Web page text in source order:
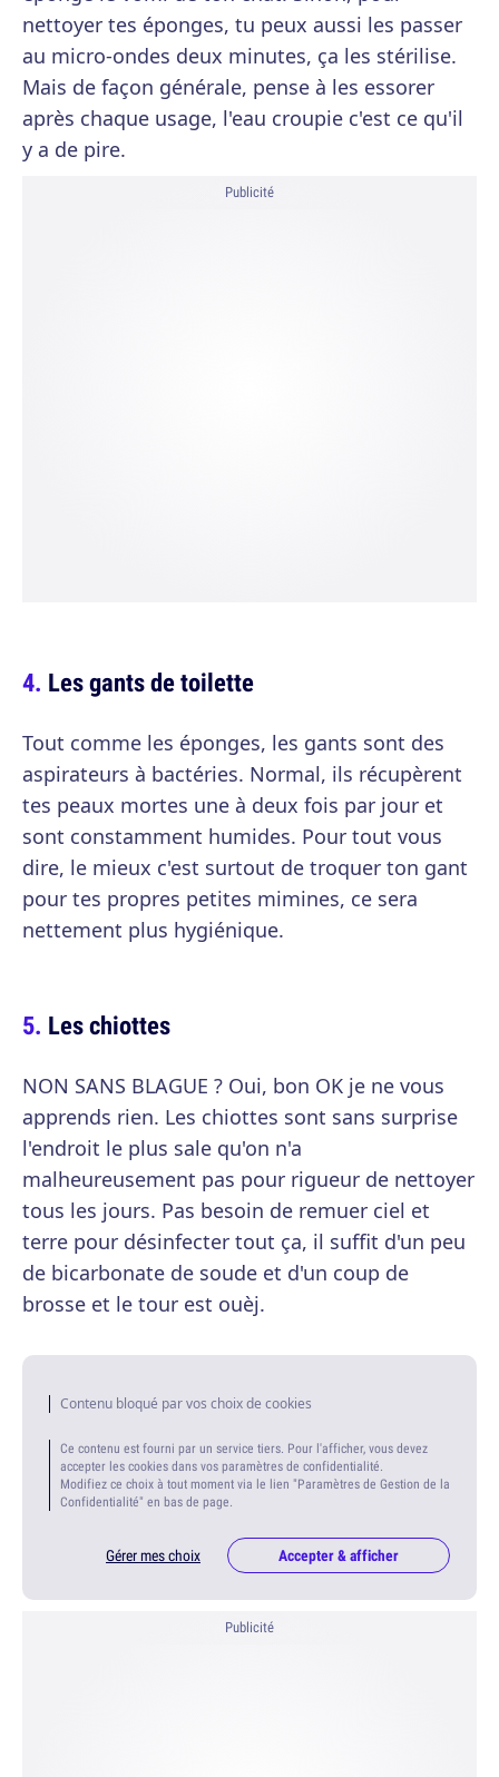
nettoyer tes éponges, tu peux aussi les passer
au micro-ondes deux minutes, ça les stérilise.
Mais de façon générale, pense à les essorer
après chaque usage, l'eau croupie c'est ce qu'il
y a de pire.
Publicité
Les gants de toilette
Tout comme les éponges, les gants sont des
aspirateurs à bactéries. Normal, ils récupèrent
tes peaux mortes une à deux fois par jour et
sont constamment humides. Pour tout vous
dire, le mieux c'est surtout de troquer ton gant
pour tes propres petites mimines, ce sera
nettement plus hygiénique.
Les chiottes
NON SANS BLAGUE ? Oui, bon OK je ne vous
apprends rien. Les chiottes sont sans surprise
l'endroit le plus sale qu'on n'a
malheureusement pas pour rigueur de nettoyer
tous les jours. Pas besoin de remuer ciel et
terre pour désinfecter tout ça, il suffit d'un peu
de bicarbonate de soude et d'un coup de
brosse et le tour est ouèj.
Contenu bloqué par vos choix de cookies
Ce contenu est fourni par un service tiers. Pour l'afficher, vous devez
accepter les cookies dans vos paramètres de confidentialité.
Modifiez ce choix à tout moment via le lien "Paramètres de Gestion de la
Confidentialité" en bas de page.
Gérer mes choix Accepter & afficher
Publicité